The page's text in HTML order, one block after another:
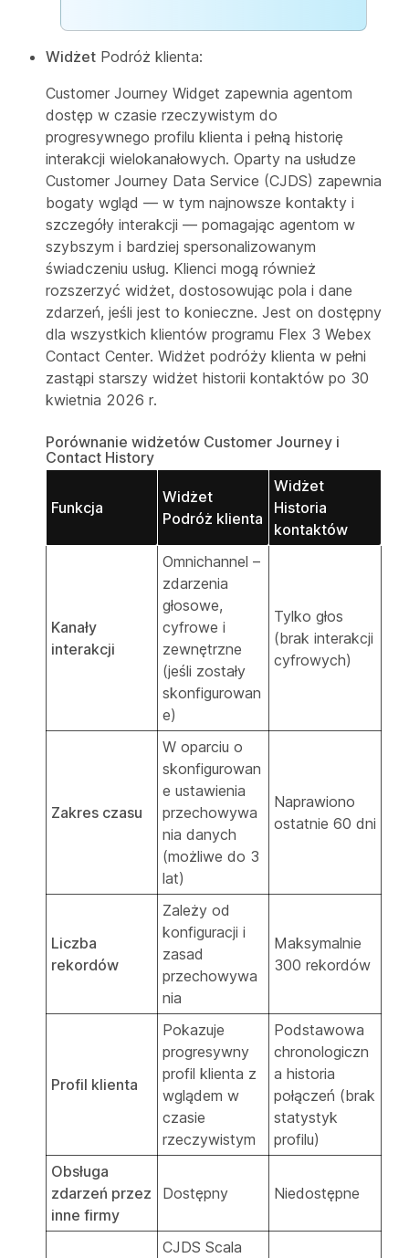
Widżet Podróż klienta:
Customer Journey Widget zapewnia agentom
dostęp w czasie rzeczywistym do
progresywnego profilu klienta i pełną historię
interakcji wielokanałowych. Oparty na usłudze
Customer Journey Data Service (CJDS) zapewnia
bogaty wgląd — w tym najnowsze kontakty i
szczegóły interakcji — pomagając agentom w
szybszym i bardziej spersonalizowanym
świadczeniu usług. Klienci mogą również
rozszerzyć widżet, dostosowując pola i dane
zdarzeń, jeśli jest to konieczne. Jest on dostępny
dla wszystkich klientów programu Flex 3 Webex
Contact Center. Widżet podróży klienta w pełni
zastąpi starszy widżet historii kontaktów po 30
kwietnia 2026 r.
Porównanie widżetów Customer Journey i
Contact History
Funkcja
Widżet
Podróż klienta
Widżet
Historia
kontaktów
Kanały
interakcji
Omnichannel –
zdarzenia
głosowe,
cyfrowe i
zewnętrzne
(jeśli zostały
skonfigurowan
e)
Tylko głos
(brak interakcji
cyfrowych)
Zakres czasu
W oparciu o
skonfigurowan
e ustawienia
przechowywa
nia danych
(możliwe do 3
lat)
Naprawiono
ostatnie 60 dni
Liczba
rekordów
Zależy od
konfiguracji i
zasad
przechowywa
nia
Maksymalnie
300 rekordów
Profil klienta
Pokazuje
progresywny
profil klienta z
wglądem w
czasie
rzeczywistym
Podstawowa
chronologiczn
a historia
połączeń (brak
statystyk
profilu)
Obsługa
zdarzeń przez
inne firmy
Dostępny Niedostępne
CJDS Scala